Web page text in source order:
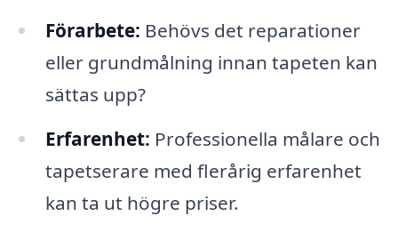
Förarbete: Behövs det reparationer
eller grundmålning innan tapeten kan
sättas upp?
Erfarenhet: Professionella målare och
tapetserare med flerårig erfarenhet
kan ta ut högre priser.